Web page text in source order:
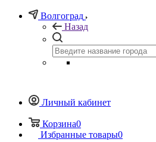
Волгоград
Назад
Личный кабинет
Корзина0
Избранные товары0